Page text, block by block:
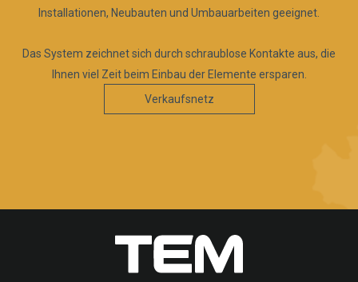
Installationen, Neubauten und Umbauarbeiten geeignet.
Das System zeichnet sich durch schraublose Kontakte aus, die
Ihnen viel Zeit beim Einbau der Elemente ersparen.
Verkaufsnetz